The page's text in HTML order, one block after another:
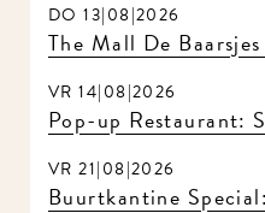
DO 13|08|2026
The Mall De
VR 14|08|2026
Pop-up Restaurant:
VR 21|08|2026
Buurtkantine